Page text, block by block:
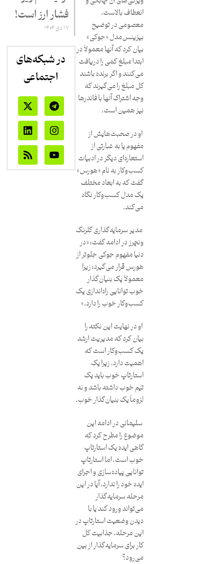
انعطاف بالاست.
معصومی در توضیح
بیزینس‌مدل «جوکی»
بیان کرد که آنها معمولاً در
ابتدا مبلغ کمی را دریافت
می‌کنند و اگر برنده باشند
کل مبلغ را می‌گیرند که
وجه اشتراک آنها با فاندرها
نیز همین است.
او در صحبت‌هایش از
مفهوم یا به عبارتی از
استعاره‌ای دیگر در ادبیات
کسب‌وکار به نام «هورس»
گفت که به ابعاد مختلف
یک مدل کسب‌وکار نگاه
می‌کند.
مدیر سرمایه‌گذاری گلرنگ
ونچرز در ادامه گفت: «در
دنیا مفهوم جوکی جلوتر از
هورس قرار می‌گیرد؛ زیرا
معمولاً یک بنیان‌گذار
خوب توانایی راه‌اندازی یک
کسب‌وکار خوب را دارد.»
او در نهایت این نکته را
بیان کرد که مدیریت ارشد
یک کسب‌وکار است که
اهمیت دارد، زیرا یک
استارتاپ خوب باید یک
تیم خوب داشته باشد و نه
لزوماً یک بنیان‌گذار خوب.
سلیمانی در ادامه این
موضوع را مطرح کرد که
گاهی ایده یک استارتاپ
خوب است، اما استارتاپ
توانایی پیاده‌سازی و اجرای
ایده خود را ندارد. آیا در این
مرحله سرمایه‌گذار
می‌تواند ورود کند یا با
دیدن وضعیت استارتاپ در
این مرحله، جذابیت کل
کار برای سرمایه‌گذار از بین
می‌رود؟
فشار ارز است!
۱۷ دی ۱۴۰۴
در شبکه‌های
اجتماعی